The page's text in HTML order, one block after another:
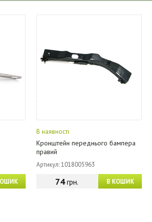
В наявності
Кронштейн переднього бампера
правий
Артикул: 1018005963
В КОШИК
74грн.